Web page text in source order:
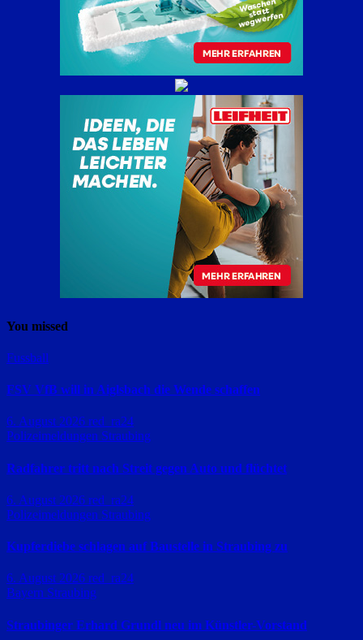
You missed
Fussball
FSV VfB will in Aiglsbach die Wende schaffen
6. August 2026 red_ra24
Polizeimeldungen Straubing
Radfahrer tritt nach Streit gegen Auto und flüchtet
6. August 2026 red_ra24
Polizeimeldungen Straubing
Kupferdiebe schlagen auf Baustelle in Straubing zu
6. August 2026 red_ra24
Bayern Straubing
Straubinger Erhard Grundl neu im Künstler-Vorstand